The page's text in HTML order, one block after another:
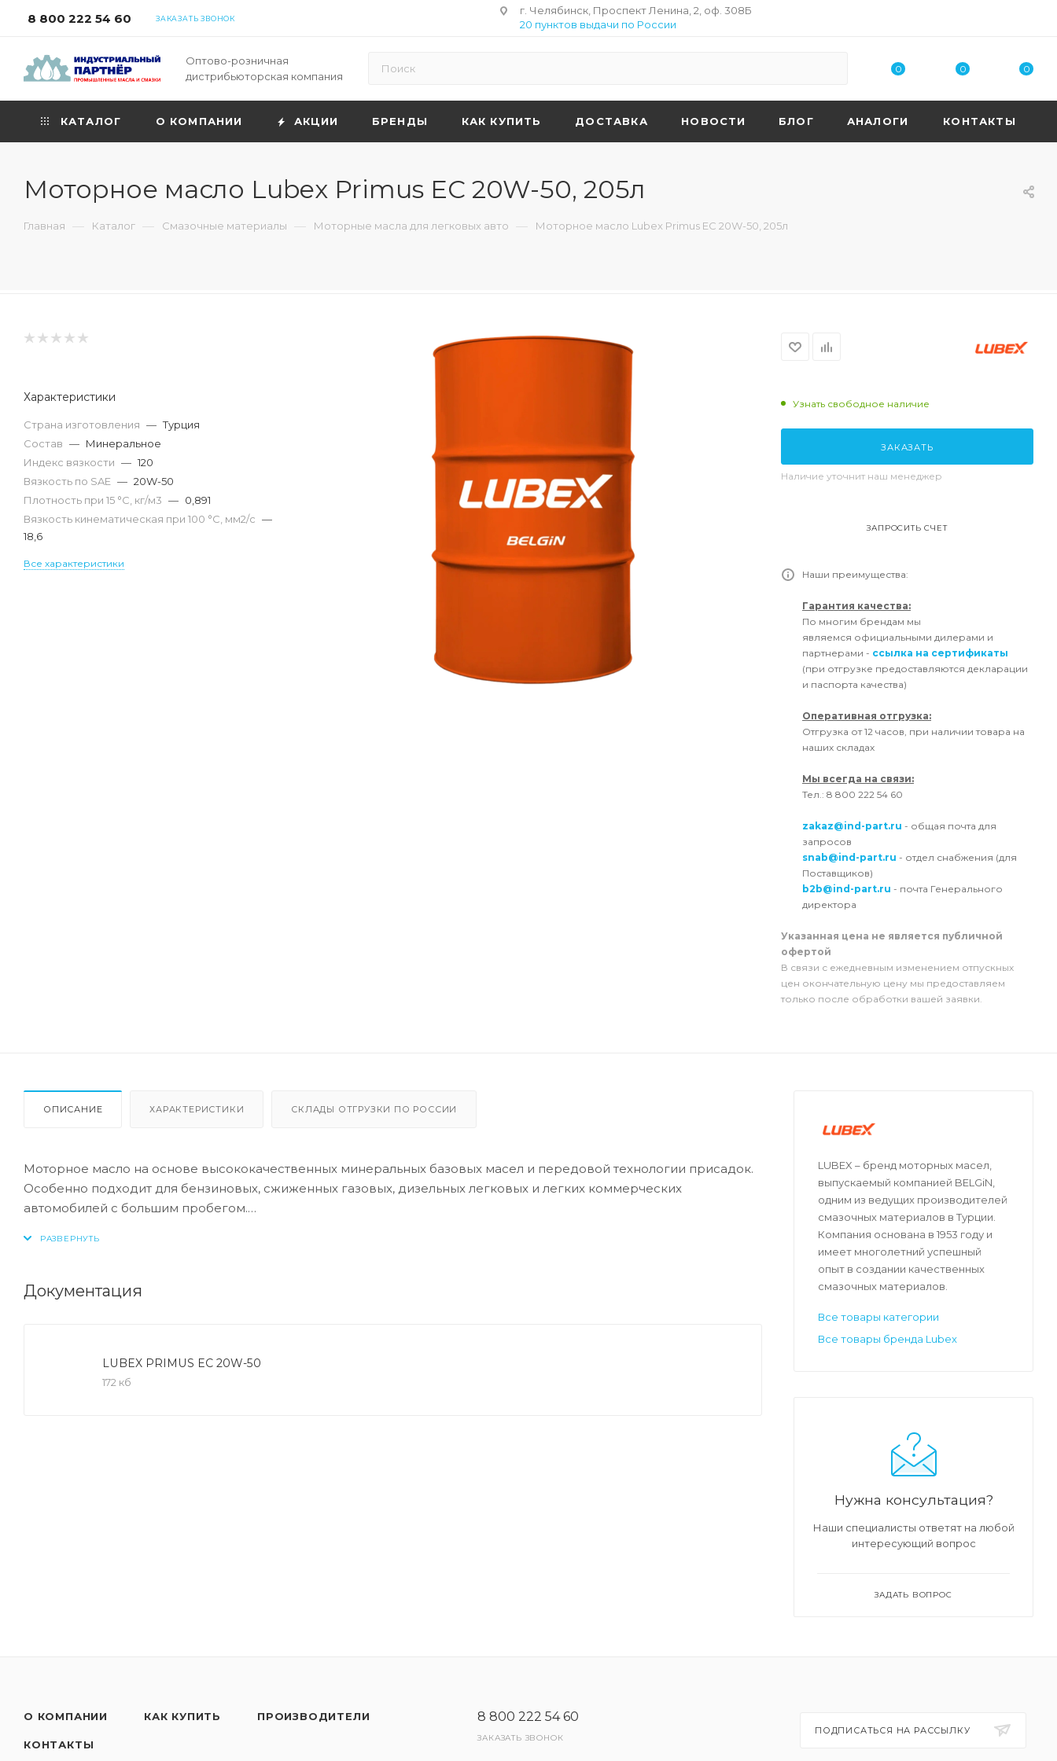
8 800 222 54 60 ЗАКАЗАТЬ ЗВОНОК
г. Челябинск, Проспект Ленина, 2, оф. 308Б
20 пунктов выдачи по России
Оптово-розничная
дистрибьюторская компания
0 0 0
КАТАЛОГ О КОМПАНИИ АКЦИИ БРЕНДЫ КАК КУПИТЬ ДОСТАВКА НОВОСТИ БЛОГ АНАЛОГИ КОНТАКТЫ
Моторное масло Lubex Primus EC 20W-50, 205л
Главная — Каталог — Смазочные материалы — Моторные масла для легковых авто — Моторное масло Lubex Primus EC 20W-50, 205л
Характеристики
Страна изготовления — Турция
Состав — Минеральное
Индекс вязкости — 120
Вязкость по SAE — 20W-50
Плотность при 15 °С, кг/м3 — 0,891
Вязкость кинематическая при 100 °С, мм2/с —
18,6
Все характеристики
Узнать свободное наличие
ЗАКАЗАТЬ
Наличие уточнит наш менеджер
ЗАПРОСИТЬ СЧЕТ
Наши преимущества:
Гарантия качества:
По многим брендам мы
являемся официальными дилерами и
партнерами - ссылка на сертификаты
(при отгрузке предоставляются декларации
и паспорта качества)
Оперативная отгрузка:
Отгрузка от 12 часов, при наличии товара на
наших складах
Мы всегда на связи:
Тел.: 8 800 222 54 60
zakaz@ind-part.ru - общая почта для
запросов
snab@ind-part.ru - отдел снабжения (для
Поставщиков)
b2b@ind-part.ru - почта Генерального
директора
Указанная цена не является публичной
офертой
В связи с ежедневным изменением отпускных
цен окончательную цену мы предоставляем
только после обработки вашей заявки.
ОПИСАНИЕ ХАРАКТЕРИСТИКИ СКЛАДЫ ОТГРУЗКИ ПО РОССИИ
Моторное масло на основе высококачественных минеральных базовых масел и передовой технологии присадок.
Особенно подходит для бензиновых, сжиженных газовых, дизельных легковых и легких коммерческих
автомобилей с большим пробегом.
Низкий расход масла благодаря контролю вязкости.
Тщательная защита двигателя от ржавчины и износа.
Документация
LUBEX PRIMUS EC 20W-50
172 кб
LUBEX – бренд моторных масел,
выпускаемый компанией BELGiN,
одним из ведущих производителей
смазочных материалов в Турции.
Компания основана в 1953 году и
имеет многолетний успешный
опыт в создании качественных
смазочных материалов.
Все товары категории
Все товары бренда Lubex
Нужна консультация?
Наши специалисты ответят на любой
интересующий вопрос
ЗАДАТЬ ВОПРОС
О КОМПАНИИ КАК КУПИТЬ ПРОИЗВОДИТЕЛИ
КОНТАКТЫ
8 800 222 54 60
ЗАКАЗАТЬ ЗВОНОК
ПОДПИСАТЬСЯ НА РАССЫЛКУ